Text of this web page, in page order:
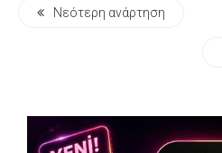
Νεότερη ανάρτηση